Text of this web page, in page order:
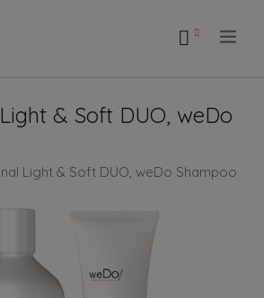
& Soft DUO, weDo
Light & Soft DUO, weDo Shampoo